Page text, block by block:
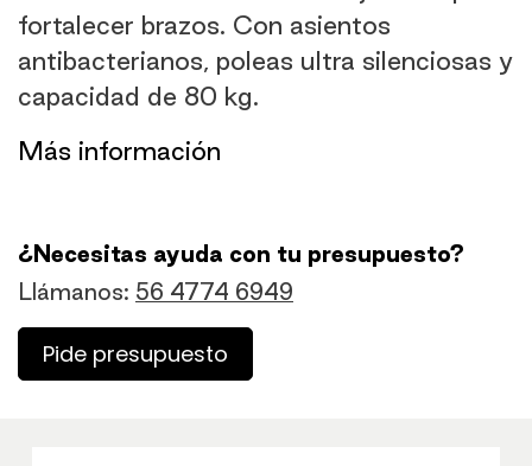
fortalecer brazos. Con asientos
antibacterianos, poleas ultra silenciosas y
capacidad de 80 kg.
​Más información
¿Necesitas ayuda con tu presupuesto?
Llámanos: 56 4774 6949
Pide presupuesto